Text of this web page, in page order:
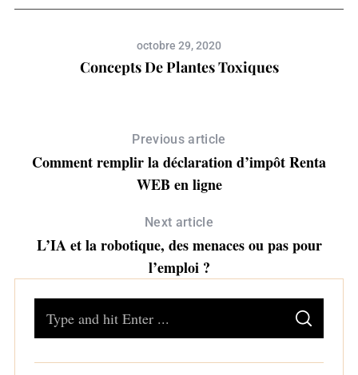
octobre 29, 2020
Concepts De Plantes Toxiques
Previous article
Comment remplir la déclaration d’impôt Renta
WEB en ligne
Next article
L’IA et la robotique, des menaces ou pas pour
l’emploi ?
S
A
C